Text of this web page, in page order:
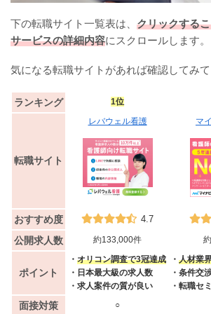
下の転職サイト一覧表は、 クリックする
サービスの詳細内容にスクロールします。
気になる転職サイトがあれば確認してみて
ランキング 1位
転職サイト
レバウェル看護 マ
おすすめ度 4.7
公開求人数 約133,000件
ポイント
・ オリコン調査で3冠達成
・日本最大級の求人数
・求人案件の質が良い
・ 人材業
・条件交
・転職セ
面接対策 ○